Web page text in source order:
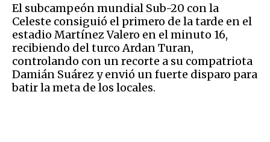
El subcampeón mundial Sub-20 con la
Celeste consiguió el primero de la tarde en el
estadio Martínez Valero en el minuto 16,
recibiendo del turco Ardan Turan,
controlando con un recorte a su compatriota
Damián Suárez y envió un fuerte disparo para
batir la meta de los locales.